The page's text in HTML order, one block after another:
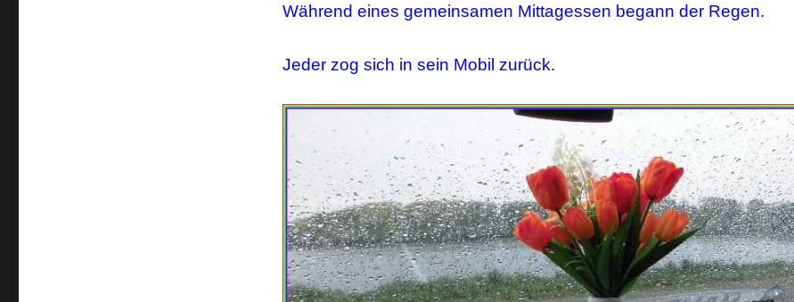
Während eines gemeinsamen Mittagessen begann der Regen.
Jeder zog sich in sein Mobil zurück.